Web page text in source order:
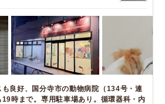
良好、国分寺市の動物病院（134号・連
時まで。専用駐車場あり。循環器科・内